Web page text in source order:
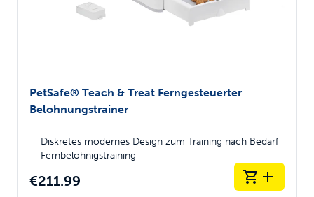
PetSafe® Teach & Treat Ferngesteuerter
Belohnungstrainer
Diskretes modernes Design zum Training nach Bedarf
Fernbelohnigstraining
€211.99